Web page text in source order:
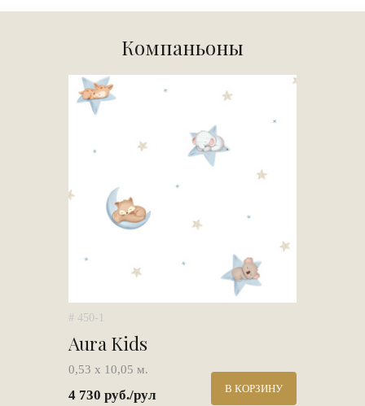
Компаньоны
# 450-1
Aura Kids
0,53 х 10,05 м.
4 730 руб./рул В КОРЗИНУ